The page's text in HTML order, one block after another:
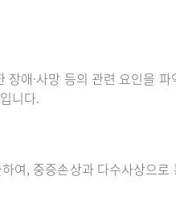
애·사망 등의 관련 요인을
니다.
여, 중증손상과 다수사상으로